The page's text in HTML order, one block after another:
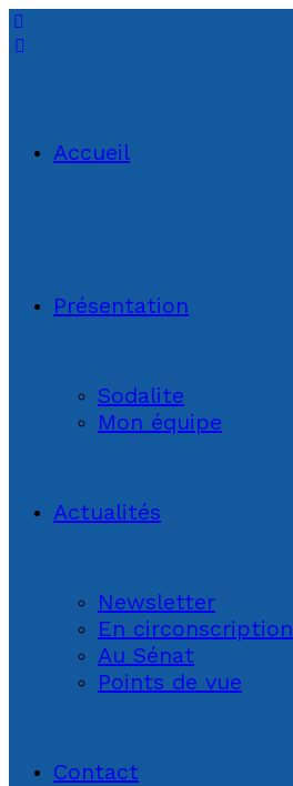
Accueil
Présentation
Sodalite
Mon équipe
Actualités
Newsletter
En circonscription
Au Sénat
Points de vue
Contact